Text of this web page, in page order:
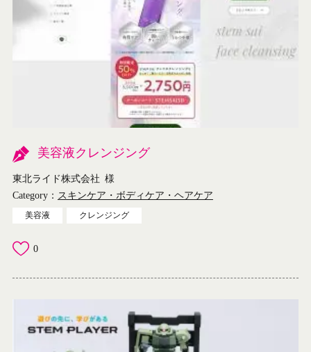
美容液クレンジング
東北ライド株式会社 様
Category： スキンケア・ボディケア・ヘアケア
美容液 クレンジング
0